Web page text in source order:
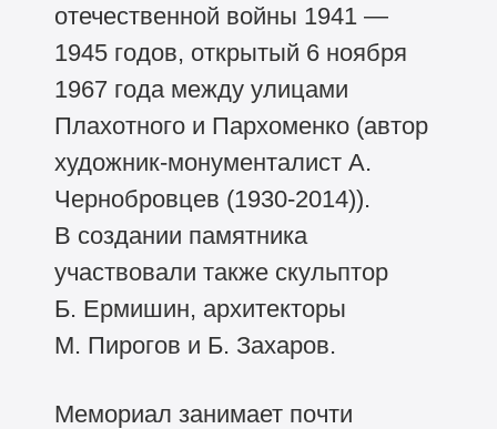
отечественной войны 1941 —
1945 годов, открытый 6 ноября
1967 года между улицами
Плахотного и Пархоменко (автор
художник-монументалист А.
Чернобровцев (1930-2014)).
В создании памятника
участвовали также скульптор
Б. Ермишин, архитекторы
М. Пирогов и Б. Захаров.
Мемориал занимает почти